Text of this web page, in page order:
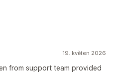
19. květen 2026
from support team provided